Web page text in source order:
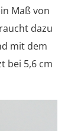
Maß von
dazu
mit dem
bei 5,6 cm